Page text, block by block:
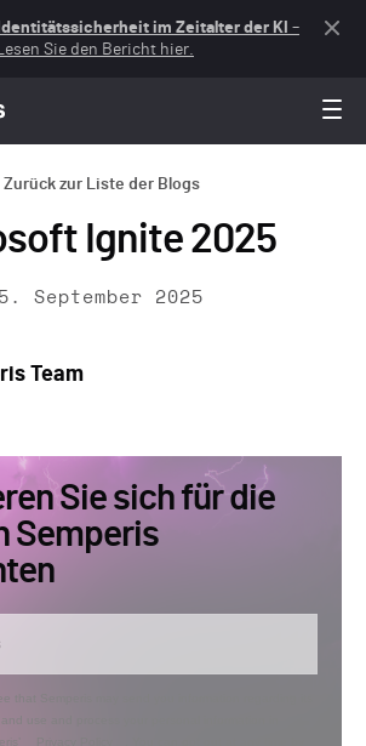
im Zeitalter der KI –
Sie den Bericht hier.
Zurück zur Liste der Blogs
Ignite 2025
September 2025
Team
Sie sich für die
Semperis
that Semperis may send you information regarding its
use and process your personal information in